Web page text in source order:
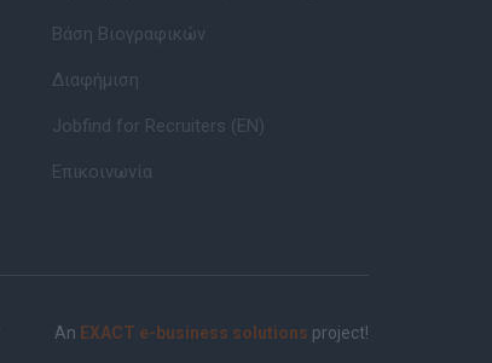
Βάση Βιογραφικών
Διαφήμιση
Jobfind for Recruiters (EN)
Επικοινωνία
An EXACT e-business solutions project!